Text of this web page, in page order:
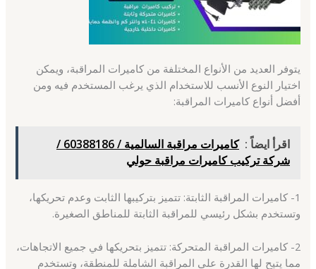
يتوفر العديد من الأنواع المختلفة من كاميرات المراقبة، ويمكن
اختيار النوع الأنسب للاستخدام الذي يرغب المستخدم فيه ومن
أفضل أنواع كاميرات المراقبة:
اقرأ ايضاً :
كاميرات مراقبة السالمية / 60388186 /
شركة تركيب كاميرات مراقبة حولي
1- كاميرات المراقبة الثابتة: تتميز بتركيبها الثابت وعدم تحريكها،
وتستخدم بشكل رئيسي للمراقبة الثابتة للمناطق الصغيرة.
2- كاميرات المراقبة المتحركة: تتميز بتحريكها في جميع الاتجاهات،
مما يتيح لها القدرة على المراقبة الشاملة للمنطقة، وتستخدم